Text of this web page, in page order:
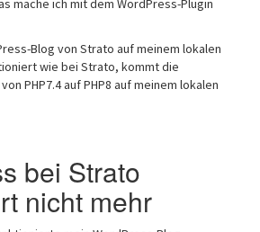
mache ich mit dem WordPress-Plugin
Blog von Strato auf meinem lokalen
wie bei Strato, kommt die
PHP7.4 auf PHP8 auf meinem lokalen
bei Strato
nicht mehr